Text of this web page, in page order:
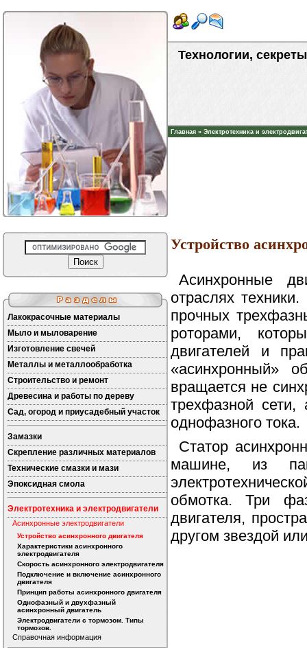
Технологии,
Главная » Электротехника и
Лакокрасочные материалы
Мыло и мыловарение
Изготовление свечей
Металлы и металлообработка
Строительство и ремонт
Древесина и работы по дереву
Сад, огород и приусадебный участок
Замазки
Скрепление различных материалов
Технические смазки и мази
Эпоксидная смола
Электротехника и электродвигатели
Асинхронные электродвигатели
Устройство асинхронного двигателя
Характеристики асинхронного
электродвигателя
Скорость асинхронного электродвигателя
Подключение и включение асинхронного
двигателя
Принцип работы асинхронного двигателя
Однофазный и двухфазный
асинхронный двигатель
Электродвигатели с тормозом. Типы
тормозов.
Справочная информация
Устройство
Асинхронные
отраслях
прочных
роторами,
двигателей и
«асинхронный»
вращается не
трехфазной сети,
однофазного тока.
Статор
машине, из
обмотка. Три
двигателя,
другом звездой